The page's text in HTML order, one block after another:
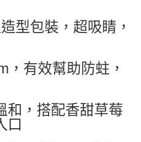
運費
免運費
運費
型包裝，超吸睛，
，有效幫助防蛀，
和，搭配香甜草莓
口